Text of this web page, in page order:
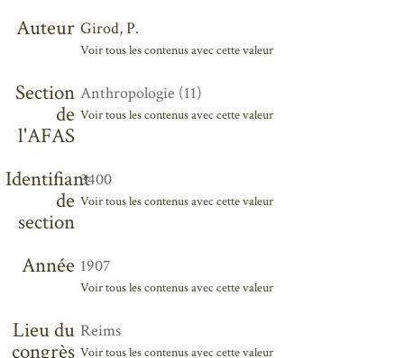
Auteur Girod, P.
Voir tous les contenus avec cette valeur
Section
de
l'AFAS
Anthropologie (11)
Voir tous les contenus avec cette valeur
Identifiant
de
section
3400
Voir tous les contenus avec cette valeur
Année 1907
Voir tous les contenus avec cette valeur
Lieu du
congrès
Reims
Voir tous les contenus avec cette valeur